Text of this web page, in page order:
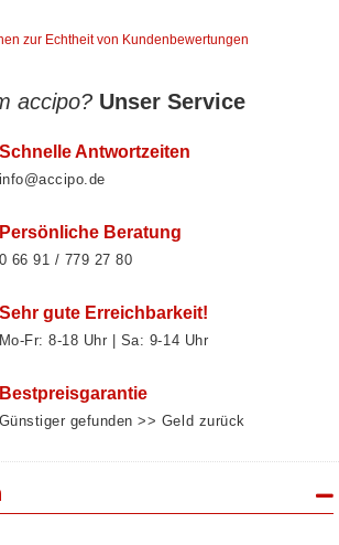
zur Echtheit von Kundenbewertungen
accipo? Unser Service
Schnelle Antwortzeiten
info@accipo.de
Persönliche Beratung
0 66 91 / 779 27 80
Sehr gute Erreichbarkeit!
Mo-Fr: 8‑18 Uhr | Sa: 9‑14 Uhr
Bestpreisgarantie
Günstiger gefunden >> Geld zurück